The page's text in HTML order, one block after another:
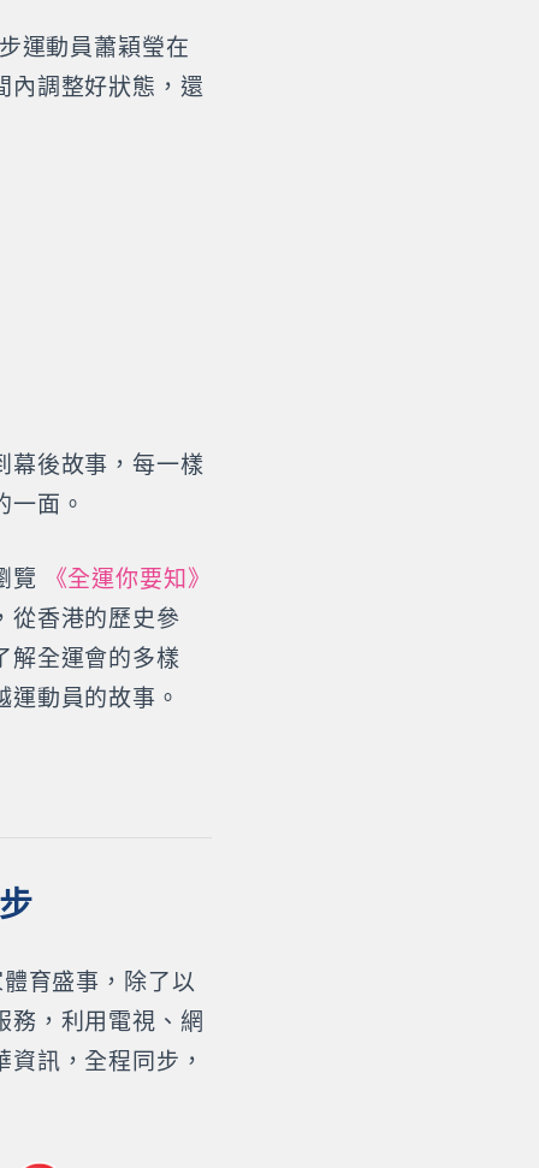
運動員蕭穎瑩在
內調整好狀態，還
幕後故事，每一樣
面。
覽 《全運你要知》
從香港的歷史參
解全運會的多樣
動員的故事。
育盛事，除了以
務，利用電視、網
訊，全程同步，